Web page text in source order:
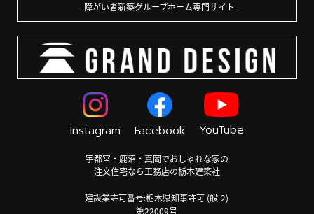
障がい者新築グループホーム専門サイト
Instagram Facebook YouTube
宇都宮・鹿沼・真岡でおしゃれな家の
注文住宅なら工務店の栃木建築社
建設業許可番号:栃木県知事許可 (般-2)
第22009号